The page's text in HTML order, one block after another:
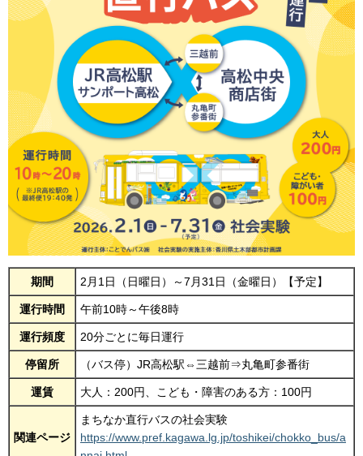
期間 2月1日（日曜日）～7月31日（金曜日）【予定】
運行時間 午前10時～午後8時
運行頻度 20分ごとに毎日運行
停留所 （バス停）JR高松駅⇔三越前⇒丸亀町参番街
運賃 大人：200円、こども・障害のある方：100円
関連ページ
まちなか直行バスの社会実験
https://www.pref.kagawa.lg.jp/toshikei/chokko_bus/a